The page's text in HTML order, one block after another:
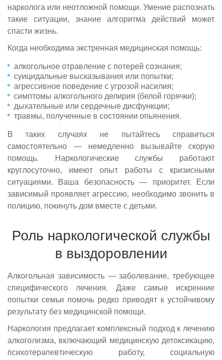
нарколога или неотложной помощи. Умение распознать
такие ситуации, знание алгоритма действий может
спасти жизнь.
Когда необходима экстренная медицинская помощь:
алкогольное отравление с потерей сознания;
суицидальные высказывания или попытки;
агрессивное поведение с угрозой насилия;
симптомы алкогольного делирия (белой горячки);
дыхательные или сердечные дисфункции;
травмы, полученные в состоянии опьянения.
В таких случаях не пытайтесь справиться
самостоятельно — немедленно вызывайте скорую
помощь. Наркологические службы работают
круглосуточно, имеют опыт работы с кризисными
ситуациями. Ваша безопасность — приоритет. Если
зависимый проявляет агрессию, необходимо звонить в
полицию, покинуть дом вместе с детьми.
Роль наркологической службы
в выздоровлении
Алкогольная зависимость — заболевание, требующее
специфического лечения. Даже самые искренние
попытки семьи помочь редко приводят к устойчивому
результату без медицинской помощи.
Наркология предлагает комплексный подход к лечению
алкоголизма, включающий медицинскую детоксикацию,
психотерапевтическую работу, социальную